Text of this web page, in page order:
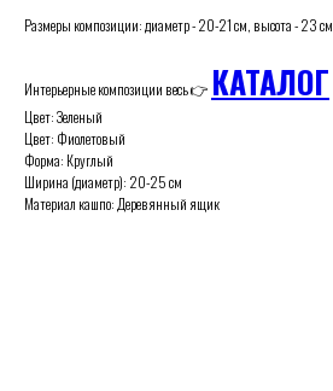
Paзмeры композиции: диаметр - 20-21 см, высота - 23 см
Интерьерные композиции весь 👉 КАТАЛОГ
Цвет: Зеленый
Цвет: Фиолетовый
Форма: Круглый
Ширина (диаметр): 20-25 см
Материал кашпо: Деревянный ящик